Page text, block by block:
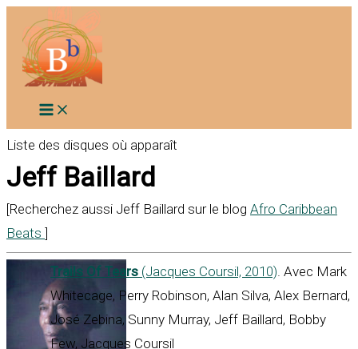
contenu
Liste des disques où apparaît
Jeff Baillard
[Recherchez aussi Jeff Baillard sur le blog Afro Caribbean
Beats ]
Trails Of Tears (Jacques Coursil, 2010). Avec Mark
Whitecage, Perry Robinson, Alan Silva, Alex Bernard,
José Zebina, Sunny Murray, Jeff Baillard, Bobby
Few, Jacques Coursil